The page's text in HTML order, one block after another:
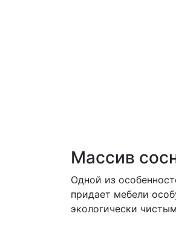
Массив
Одной из
придает мебели
экологически